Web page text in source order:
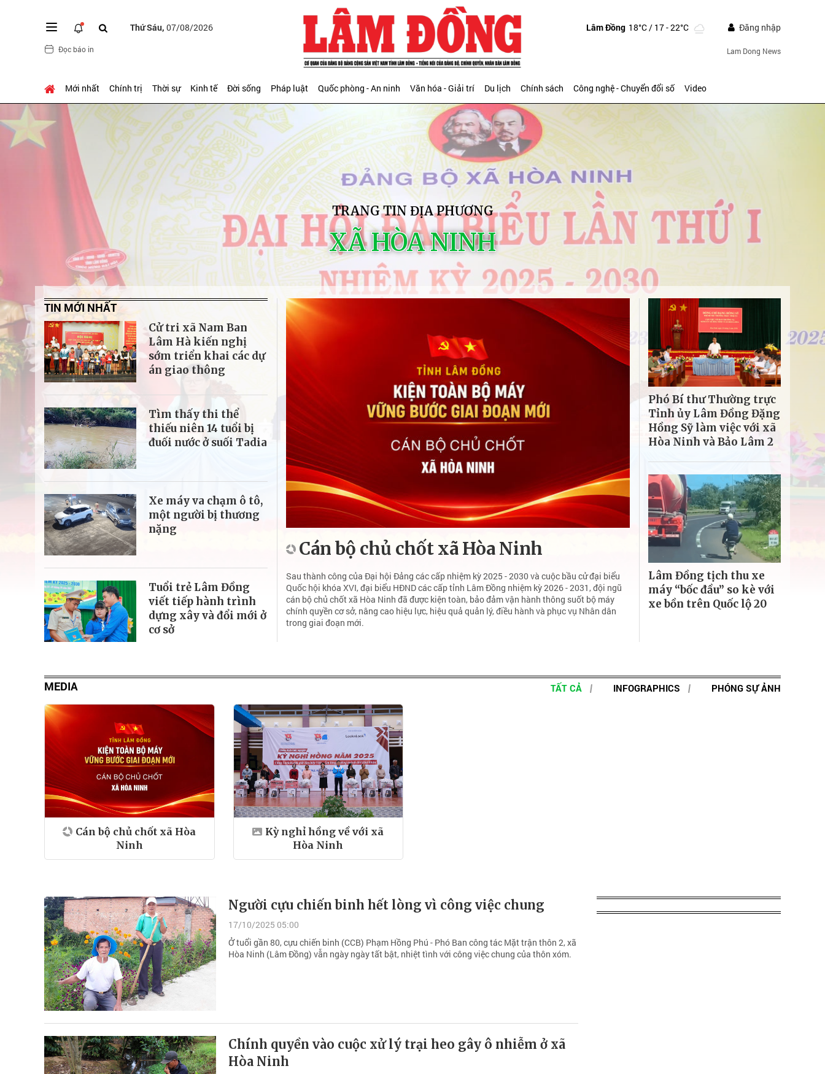
Thứ Sáu, 07/08/2026
Đọc báo in
Lâm Đồng 18°C/ 17 - 22°C Đăng nhập
Lam Dong News
Mới nhất Chính trị Thời sự Kinh tế Đời sống Pháp luật Quốc phòng - An ninh Văn hóa - Giải trí Du lịch Chính sách Công nghệ - Chuyển đổi số Video
TRANG TIN ĐỊA PHƯƠNG
XÃ HÒA NINH
Cán bộ chủ chốt xã Hòa Ninh
Sau thành công của Đại hội Đảng các cấp nhiệm kỳ 2025 - 2030 và cuộc bầu cử đại biểu
Quốc hội khóa XVI, đại biểu HĐND các cấp tỉnh Lâm Đồng nhiệm kỳ 2026 - 2031, đội ngũ
cán bộ chủ chốt xã Hòa Ninh đã được kiện toàn, bảo đảm vận hành thông suốt bộ máy
chính quyền cơ sở, nâng cao hiệu lực, hiệu quả quản lý, điều hành và phục vụ Nhân dân
trong giai đoạn mới.
Phó Bí thư Thường trực
Tỉnh ủy Lâm Đồng Đặng
Hồng Sỹ làm việc với xã
Hòa Ninh và Bảo Lâm 2
Lâm Đồng tịch thu xe
máy “bốc đầu” so kè với
xe bồn trên Quốc lộ 20
TIN MỚI NHẤT
Cử tri xã Nam Ban
Lâm Hà kiến nghị
sớm triển khai các dự
án giao thông
Tìm thấy thi thể
thiếu niên 14 tuổi bị
đuối nước ở suối Tadia
Xe máy va chạm ô tô,
một người bị thương
nặng
Tuổi trẻ Lâm Đồng
viết tiếp hành trình
dựng xây và đổi mới ở
cơ sở
MEDIA TẤT CẢ INFOGRAPHICS PHÓNG SỰ ẢNH
Cán bộ chủ chốt xã Hòa
Ninh
Kỳ nghỉ hồng về với xã
Hòa Ninh
Người cựu chiến binh hết lòng vì công việc chung
17/10/2025 05:00
Ở tuổi gần 80, cựu chiến binh (CCB) Phạm Hồng Phú - Phó Ban công tác Mặt trận thôn 2, xã
Hòa Ninh (Lâm Đồng) vẫn ngày ngày tất bật, nhiệt tình với công việc chung của thôn xóm.
Chính quyền vào cuộc xử lý trại heo gây ô nhiễm ở xã
Hòa Ninh